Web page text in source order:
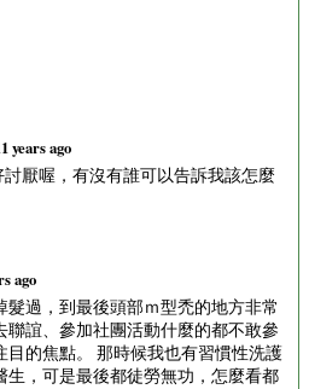
years ago
厭喔，有沒有誰可以告訴我該怎麼
ago
過，到最後頭部ｍ型禿的地方非常
誼、參加社團活動什麼的都不敢參
目的焦點。 那時候我也有習慣性洗護
，可是最後都徒勞無功，怎麼看都